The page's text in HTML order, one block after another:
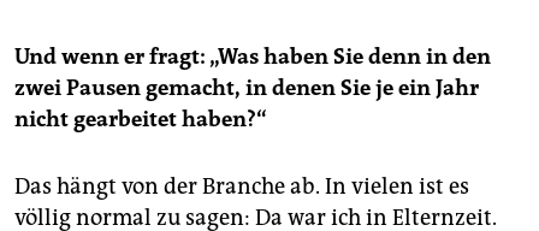
Und wenn er fragt: „Was haben Sie denn in den
zwei Pausen gemacht, in denen Sie je ein Jahr
nicht gearbeitet haben?“
Das hängt von der Branche ab. In vielen ist es
völlig normal zu sagen: Da war ich in Elternzeit.